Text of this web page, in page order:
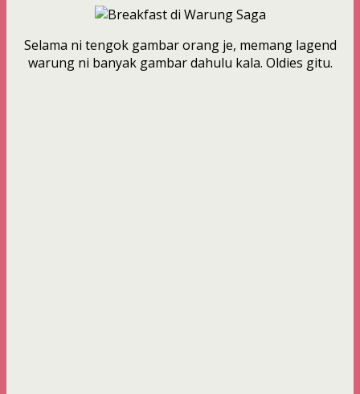
Selama ni tengok gambar orang je, memang lagend
warung ni banyak gambar dahulu kala. Oldies gitu.